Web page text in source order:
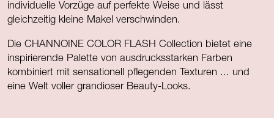
individuelle Vorzüge auf perfekte Weise und lässt
gleichzeitig kleine Makel verschwinden.
Die CHANNOINE COLOR FLASH Collection bietet eine
inspirierende Palette von ausdrucksstarken Farben
kombiniert mit sensationell pflegenden Texturen ... und
eine Welt voller grandioser Beauty-Looks.